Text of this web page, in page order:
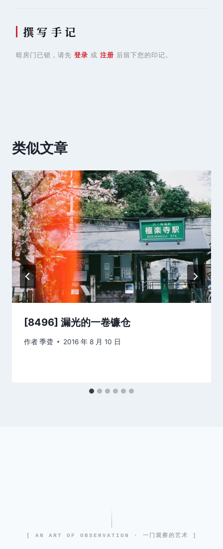
撰 写 手 记
暗房门已锁，请先 登录 或 注册 后留下您的印记。
类似文章
[8496] 漏光的一卷镰仓
作者季聋 2016 年 8 月 10 日
[ AN ART OF OBSERVATION · 一门观察的艺术 ]